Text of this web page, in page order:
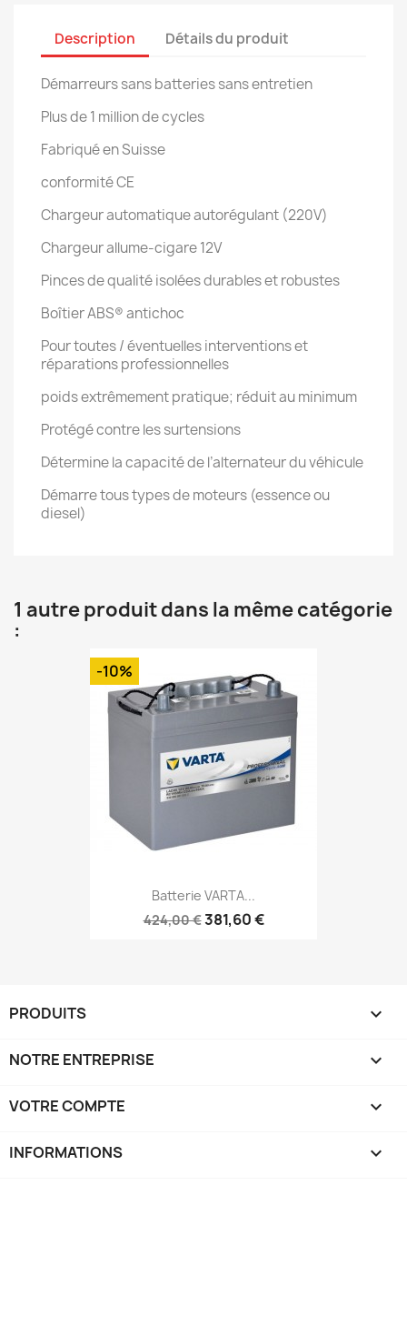
Description Détails du produit
Démarreurs sans batteries sans entretien
Plus de 1 million de cycles
Fabriqué en Suisse
conformité CE
Chargeur automatique autorégulant (220V)
Chargeur allume-cigare 12V
Pinces de qualité isolées durables et robustes
Boîtier ABS® antichoc
Pour toutes / éventuelles interventions et
réparations professionnelles
poids extrêmement pratique; réduit au minimum
Protégé contre les surtensions
Détermine la capacité de l’alternateur du véhicule
Démarre tous types de moteurs (essence ou
diesel)
1 autre produit dans la même catégorie
:
Batterie VARTA...
424,00 €381,60 €
-10%
PRODUITS 
NOTRE ENTREPRISE 
VOTRE COMPTE 
INFORMATIONS keyboard_arrow_down